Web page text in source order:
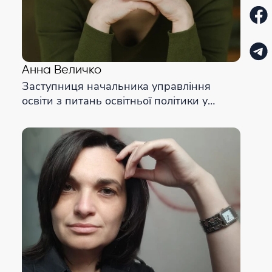
Анна Величко
Заступниця начальника управління
освіти з питань освітньої політики у
в Студії Робототехніки у м. Львів.
Заступниця директора з навчальної
частини у Центрі професійного розвитку
педагогічних працівників